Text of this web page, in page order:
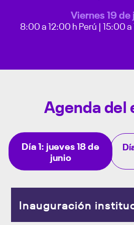
Viernes 19 de
8:00 a 12:00 h Perú | 15:00
Agenda del
Día 1: jueves 18 de
junio
Inauguración